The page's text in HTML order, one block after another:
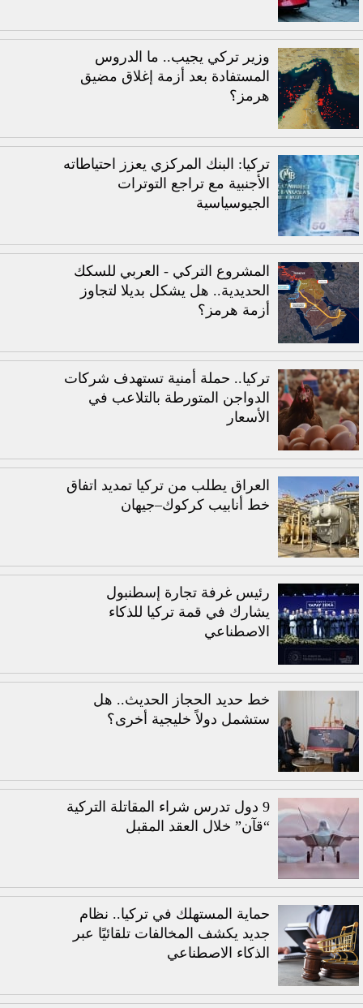
وزير تركي يجيب.. ما الدروس
المستفادة بعد أزمة إغلاق مضيق
هرمز؟
تركيا: البنك المركزي يعزز احتياطاته
الأجنبية مع تراجع التوترات
الجيوسياسية
المشروع التركي - العربي للسكك
الحديدية.. هل يشكل بديلا لتجاوز
أزمة هرمز؟
تركيا.. حملة أمنية تستهدف شركات
الدواجن المتورطة بالتلاعب في
الأسعار
العراق يطلب من تركيا تمديد اتفاق
خط أنابيب كركوك–جيهان
رئيس غرفة تجارة إسطنبول
يشارك في قمة تركيا للذكاء
الاصطناعي
خط حديد الحجاز الحديث.. هل
ستشمل دولاً خليجية أخرى؟
9 دول تدرس شراء المقاتلة التركية
“قآن” خلال العقد المقبل
حماية المستهلك في تركيا.. نظام
جديد يكشف المخالفات تلقائيًا عبر
الذكاء الاصطناعي